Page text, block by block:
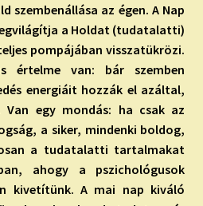
szembenállása az égen. A Nap
a Holdat (tudatalatti)
pompájában visszatükrözi.
értelme van: bár szemben
energiáit hozzák el azáltal,
Van egy mondás: ha csak az
a siker, mindenki boldog,
a tudatalatti tartalmakat
ahogy a pszichológusok
kivetítünk. A mai nap kiváló